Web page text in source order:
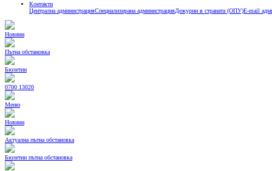
Контакти
Централна администрацияСпециализирана администрацияДежурни в страната (ОПУ)E-mail
Новини
Пътна обстановка
Бюлетин
0700 13020
Меню
Новини
Актуална пътна обстановка
Бюлетин пътна обстановка